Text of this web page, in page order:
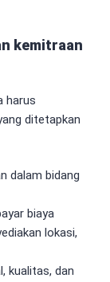
kemitraan
harus
ditetapkan
dalam bidang
biaya
lokasi,
kualitas, dan